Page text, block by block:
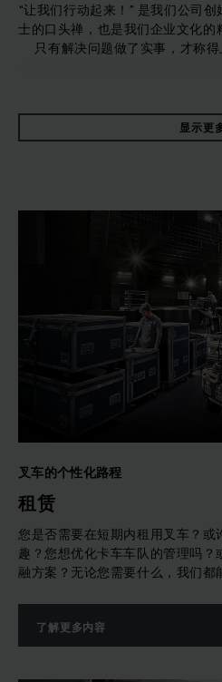
“让我们行动起来！” 是我们公司
士的口头禅，也是我们企业文化的
只有解决问题做了实事，才称
永恒力公司。这些价值观至今仍
分。无论客户、供应商还是员工
为避免停机，我们保证98％的备
速响应时间。 我们的服务网络由
成，使我们能够在短时间
对于我们的所有产品和系统服务
物流需求的支持和建议，例如车
我们还非常重视员工的工作环境
合培训课程，其中包含我们的所
了从驾驶员和订单拣选培训到正
无论您是小型企业还是大型制造
服务产品， 全球所有的客户
显示更
叉车的个性化路程
租赁
您是否需要在短期内租用叉车？
趣？您想优化卡车车队的管理吗
融方案？无论您需要什么，我们都
了解更多内容